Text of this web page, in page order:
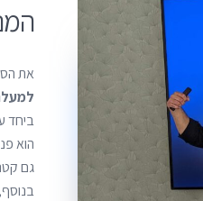
את
למעלה
הוא
בנוסף,